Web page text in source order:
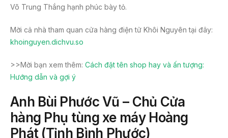
Võ Trung Thắng hạnh phúc bày tỏ.
Mời cả nhà tham quan cửa hàng điện tử Khôi Nguyên tại đây:
khoinguyen.dichvu.so
>>Mời bạn xem thêm: Cách đặt tên shop hay và ấn tượng:
Hướng dẫn và gợi ý
Anh Bùi Phước Vũ – Chủ Cửa
hàng Phụ tùng xe máy Hoàng
Phát (Tỉnh Bình Phước)